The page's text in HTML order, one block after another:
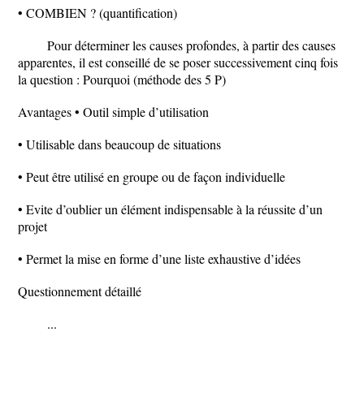
• COMBIEN ? (quantification)
Pour déterminer les causes profondes, à partir des causes
apparentes, il est conseillé de se poser successivement cinq fois
la question : Pourquoi (méthode des 5 P)
Avantages • Outil simple d’utilisation
• Utilisable dans beaucoup de situations
• Peut être utilisé en groupe ou de façon individuelle
• Evite d’oublier un élément indispensable à la réussite d’un
projet
• Permet la mise en forme d’une liste exhaustive d’idées
Questionnement détaillé
...